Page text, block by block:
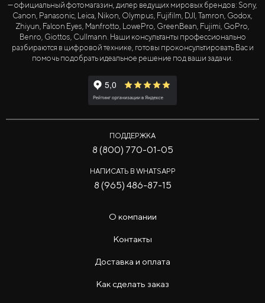
— официальный фотомагазин, дилер ведущих мировых брендов: Sony,
Canon, Panasonic, Leica, Nikon, Olympus, Fujifilm, DJI, Tamron, Godox,
Zhiyun, Falcon Eyes, Manfrotto, LowePro, GreenBean, Fujimi, GoPro,
Benro, Giottos, Cullmann. Наши консультанты профессионально
разбираются в цифровой технике, готовы проконсультировать Вас и
помочь подобрать идеальное решение под ваши задачи.
ПОДДЕРЖКА
8 (800) 770-01-05
НАПИСАТЬ В WHATSAPP
8 (965) 486-87-15
О компании
Контакты
Доставка и оплата
Как сделать заказ